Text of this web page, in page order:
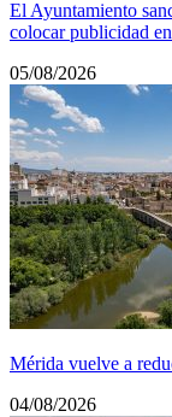
El Ayuntamiento
colocar publicidad
05/08/2026
Mérida vuelve a
04/08/2026